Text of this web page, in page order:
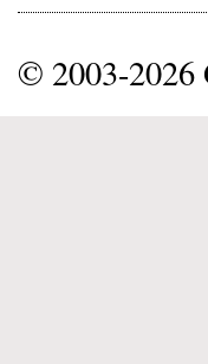
© 2003-2026